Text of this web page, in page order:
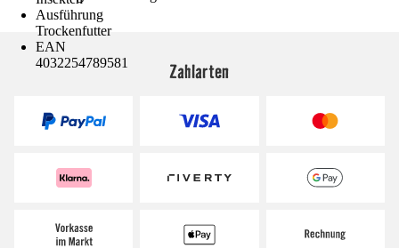
Ausführung
Trockenfutter
EAN
4032254789581
Zahlarten